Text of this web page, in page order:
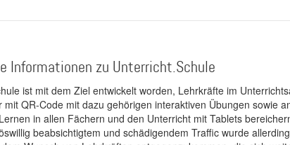
Informationen zu Unterricht.Schule
ist mit dem Ziel entwickelt worden, Lehrkräfte im
mit QR-Code mit dazu gehörigen interaktiven Übungen sowie
in allen Fächern und den Unterricht mit Tablets
beabsichtigtem und schädigendem Traffic wurde